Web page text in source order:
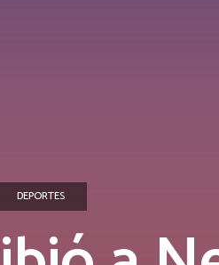
DEPORTES